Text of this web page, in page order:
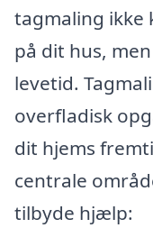
tagmaling
på dit hus,
levetid.
overfladisk
dit hjems
centrale
tilbyde hjælp: